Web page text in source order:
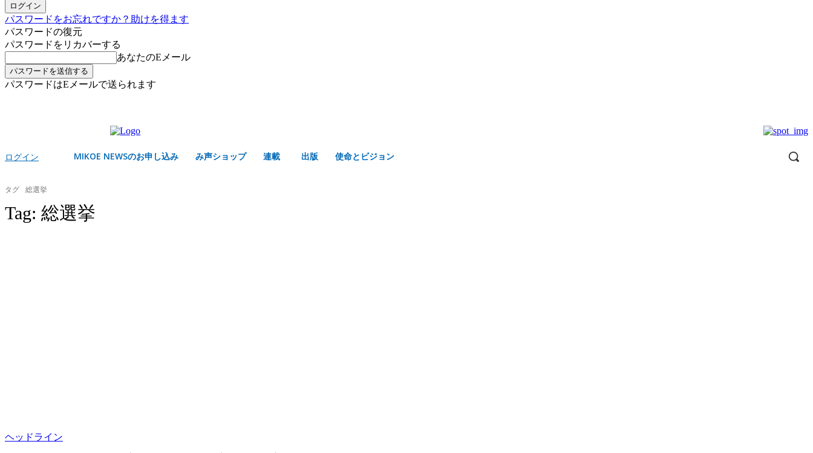
パスワードをお忘れですか？助けを得ます
パスワードの復元
パスワードをリカバーする
あなたのEメール
パスワードはEメールで送られます
ログイン MIKOE NEWSのお申し込み み声ショップ 連載 出版 使命とビジョン
タグ 総選挙
Tag: 総選挙
ヘッドライン